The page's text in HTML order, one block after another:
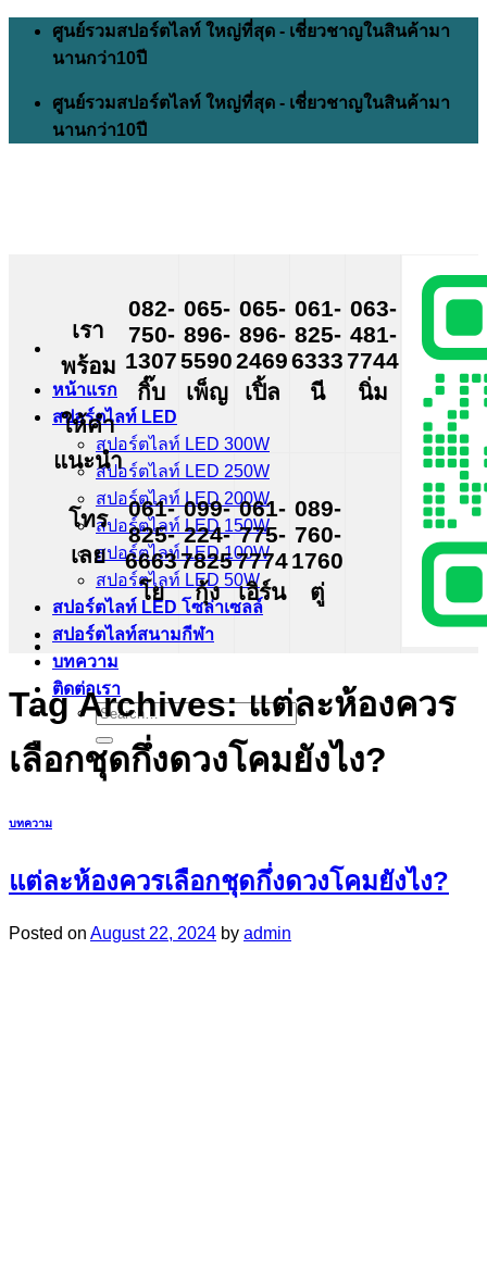
Skip
content
ศูนย์รวมสปอร์ตไลท์ ใหญ่ที่สุด - เชี่ยวชาญในสินค้ามา
นานกว่า10ปี
ศูนย์รวมสปอร์ตไลท์ ใหญ่ที่สุด - เชี่ยวชาญในสินค้ามา
นานกว่า10ปี
หน้าแรก
สปอร์ตไลท์ LED
สปอร์ตไลท์ LED 300W
สปอร์ตไลท์ LED 250W
สปอร์ตไลท์ LED 200W
สปอร์ตไลท์ LED 150W
สปอร์ตไลท์ LED 100W
สปอร์ตไลท์ LED 50W
สปอร์ตไลท์ LED โซล่าเซลล์
สปอร์ตไลท์สนามกีฬา
บทความ
ติดต่อเรา
Search
for:
เรา
พร้อม
ให้คำ
แนะนำ
โทร
เลย
082-
750-
1307
กิ๊บ
065-
896-
5590
เพ็ญ
065-
896-
2469
เปิ้ล
061-
825-
6333
นี
063-
481-
7744
นิ่ม
061-
825-
6663
โย
099-
224-
7825
กุ้ง
061-
775-
7774
เอิร์น
089-
760-
1760
ตู่
Tag Archives:แต่ละห้องควร
เลือกชุดกึ่งดวงโคมยังไง?
บทความ
แต่ละห้องควรเลือกชุดกึ่งดวงโคมยังไง?
Posted on August 22, 2024 by admin